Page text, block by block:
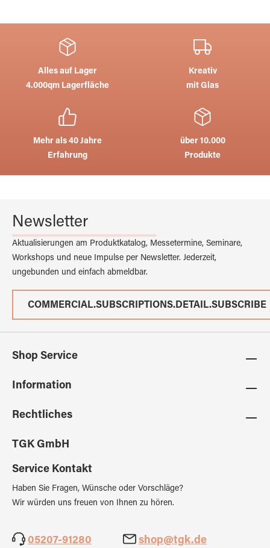
Alles auf Lager
4.000qm Lagerfläche
Kreativ
mit Glas
Mehr als 40 Jahre
Erfahrung
über 10.000
Produkte
Newsletter
Aktualisierungen am Produktkatalog, Messetermine, Seminare,
Workshops und neue Impulse per Newsletter. Jederzeit,
ungebunden und einfach abmeldbar.
COMMERCIAL.SUBSCRIPTIONS.DETAIL.SUBSCRIBE
Shop Service
Information
Rechtliches
TGK GmbH
Service Kontakt
Haben Sie Fragen, Wünsche oder Vorschläge?
Wir würden uns freuen von Ihnen zu hören.
05207-91280 shop@tgk.de